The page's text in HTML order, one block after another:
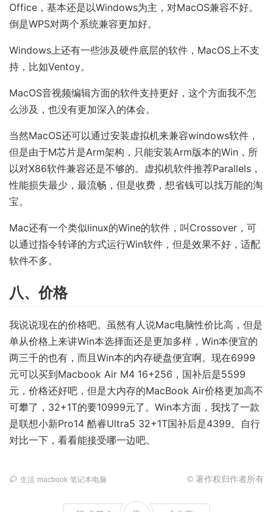
Office，基本还是以Windows为主，对MacOS兼容不好。
倒是WPS对两个系统兼容更加好。
Windows上还有一些涉及硬件底层的软件，MacOS上不支
持，比如Ventoy。
MacOS音视频编辑方面的软件支持更好，这个方面我不怎
么涉及，也没有更加深入的体会。
当然MacOS还可以通过安装虚拟机来兼容windows软件，
但是由于M芯片是Arm架构，只能安装Arm版本的Win，所
以对X86软件兼容还是不够的。虚拟机软件推荐Parallels，
性能损失最少，最流畅，但是收费，想省钱可以找万能的淘
宝。
Mac还有一个类似linux的Wine的软件，叫Crossover，可
以通过指令转译的方式运行Win软件，但是效果不好，适配
软件不多。
八、价格
我说说现在的价格吧。虽然有人说Mac电脑性价比高，但是
单从价格上来讲Win本选择面还是更加多样，Win本便宜的
两三千的也有，而且Win本的内存硬盘便宜啊。现在6999
元可以买到Macbook Air M4 16+256，国补后是5599
元，价格还好吧，但是大内存的MacBook Air价格更加高不
可攀了，32+1T的要10999元了。Win本方面，我找了一款
是联想小新Pro14 酷睿Ultra5 32+1T国补后是4399。自行
对比一下，看看能接受哪一边吧。
生活 macbook 笔记本电脑 © 著作权归作者所有